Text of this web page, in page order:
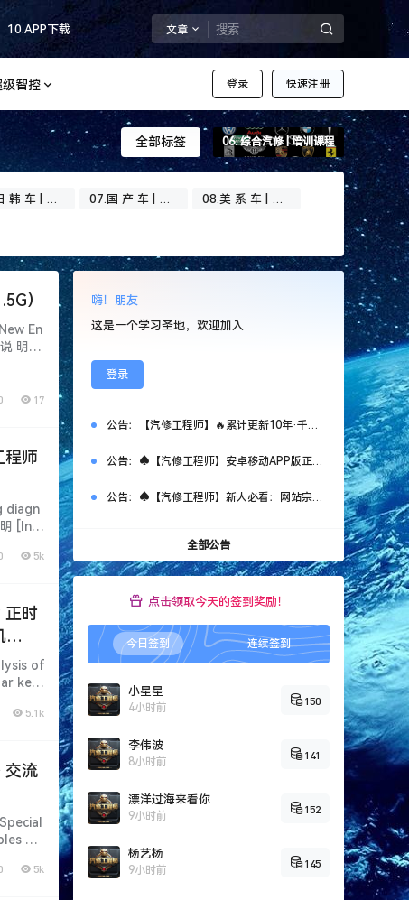
10.APP下载 文章
登录 快速注册
级智控
全部标签 06. 综合汽修 | 培训课程
韩 车 | 专
07.国 产 车 | 专
08.美 系 车 | 专
）
En
明 [I
17
程师
diagn
[Inf
5k
正时
of
key
5.1k
交流
简
5k
嗨！朋友
这是一个学习圣地，欢迎加入
登录
公告： 【汽修工程师】🔥累计更新10年·千套万G资源！ ❶.网站限时免费注册！ ❷.新客首次SVIP特惠：￥365 ❸.老会员永久SVIP补：￥666 （名额50个，加微优先）【管理员】微DataAuto
公告： ♠【汽修工程师】安卓移动APP版正式上线测试啦~（非智库新系统）
公告： ♠【汽修工程师】新人必看：网站宗旨、注册申请、导航功能、下载权限、快速查询等常用指南说明！
全部公告
点击领取今天的签到奖励！
今日签到 连续签到
小星星
4小时前
150
李伟波
8小时前
141
漂洋过海来看你
9小时前
152
杨艺杨
9小时前
145